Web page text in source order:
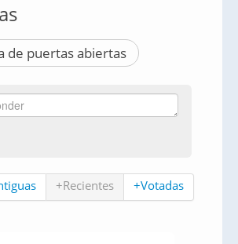
de puertas abiertas
+Recientes +Votadas